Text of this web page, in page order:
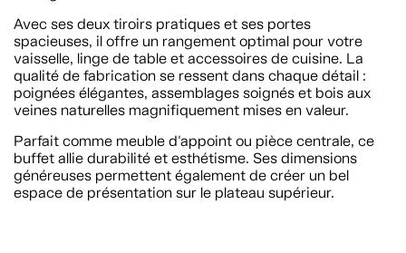
Avec ses deux tiroirs pratiques et ses portes
spacieuses, il offre un rangement optimal pour votre
vaisselle, linge de table et accessoires de cuisine. La
qualité de fabrication se ressent dans chaque détail :
poignées élégantes, assemblages soignés et bois aux
veines naturelles magnifiquement mises en valeur.
Parfait comme meuble d'appoint ou pièce centrale, ce
buffet allie durabilité et esthétisme. Ses dimensions
généreuses permettent également de créer un bel
espace de présentation sur le plateau supérieur.